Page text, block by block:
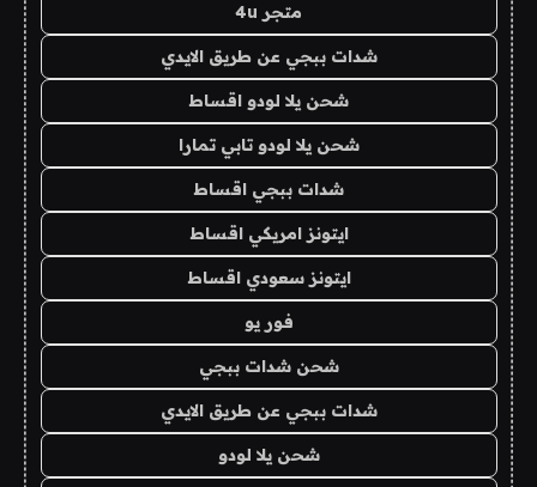
متجر 4u
شدات ببجي عن طريق الايدي
شحن يلا لودو اقساط
شحن يلا لودو تابي تمارا
شدات ببجي اقساط
ايتونز امريكي اقساط
ايتونز سعودي اقساط
فور يو
شحن شدات ببجي
شدات ببجي عن طريق الايدي
شحن يلا لودو